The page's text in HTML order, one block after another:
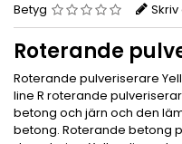
Betyg
Roterande
Roterande pulveriserare
line R roterande
betong och järn och den
betong. Roterande betong